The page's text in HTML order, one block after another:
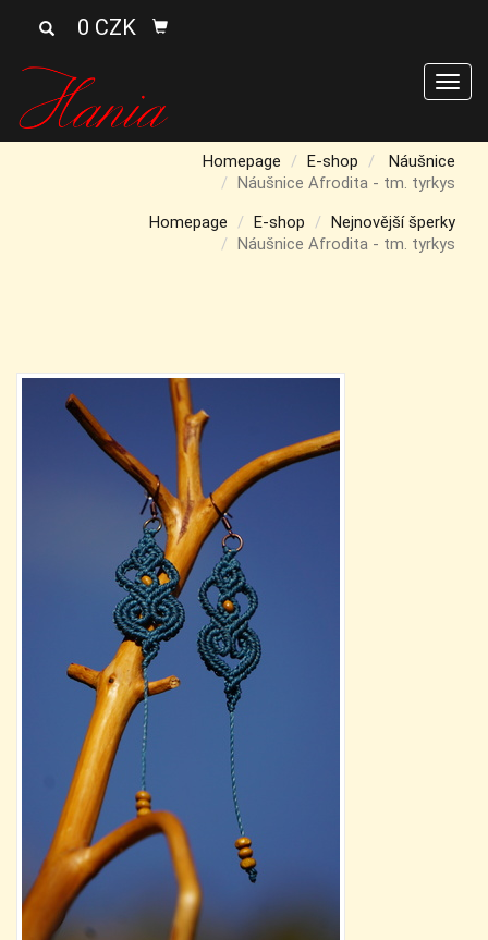
0 CZK
Homepage E-shop
Náušnice
Náušnice Afrodita - tm. tyrkys
Homepage
E-shop
Nejnovější šperky
Náušnice Afrodita - tm. tyrkys